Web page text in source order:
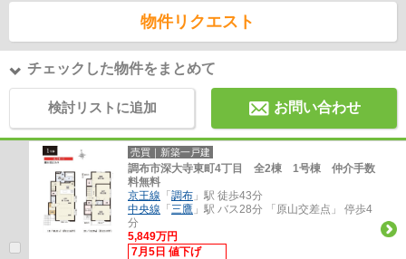
物件リクエスト
チェックした物件をまとめて
検討リストに追加 お問い合わせ
売買｜新築一戸建
調布市深大寺東町4丁目 全2棟 1号棟 仲介手数
料無料
京王線 「 調布 」駅 徒歩43分
中央線 「 三鷹 」駅 バス28分 「原山交差点」 停歩4
分
5,849万円
7月5日 値下げ